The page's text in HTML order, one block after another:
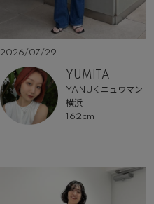
2026/07/29
YUMITA
YANUK ニュウマン
横浜
162cm